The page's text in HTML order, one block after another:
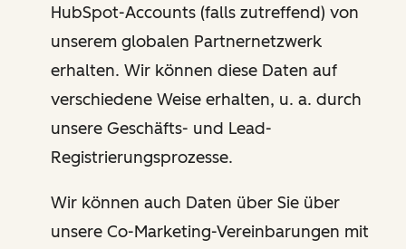
HubSpot-Accounts (falls zutreffend) von
unserem globalen Partnernetzwerk
erhalten. Wir können diese Daten auf
verschiedene Weise erhalten, u. a. durch
unsere Geschäfts- und Lead-
Registrierungsprozesse.
Wir können auch Daten über Sie über
unsere Co-Marketing-Vereinbarungen mit